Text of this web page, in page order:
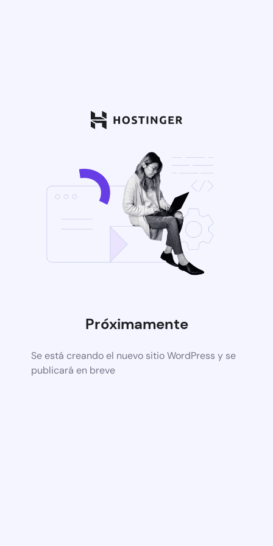
Próximamente
Se está creando el nuevo sitio WordPress y se
publicará en breve